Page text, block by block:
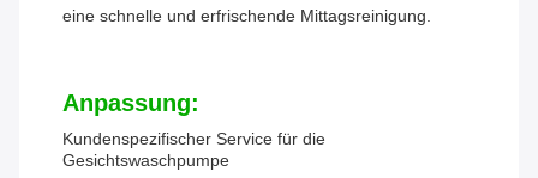
eine schnelle und erfrischende Mittagsreinigung.
Anpassung:
Kundenspezifischer Service für die
Gesichtswaschpumpe